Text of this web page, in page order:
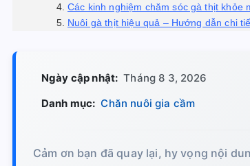
Các kinh nghiệm chăm sóc gà thịt khỏe
Nuôi gà thịt hiệu quả – Hướng dẫn chi
Ngày cập nhật: Tháng 8 3, 2026
Danh mục: Chăn nuôi gia cầm
Cảm ơn bạn đã quay lại, hy vọng nội